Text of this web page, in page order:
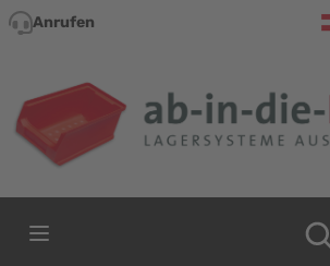
Direkt zum Inhalt
Anrufen